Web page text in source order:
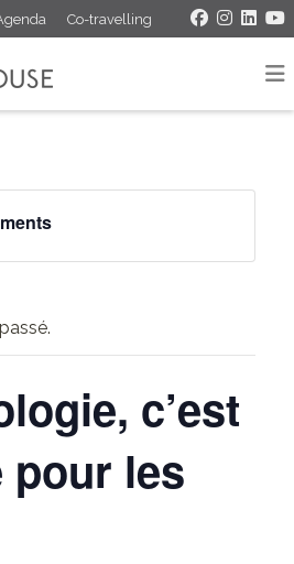
Co-travelling
c’est
pour les